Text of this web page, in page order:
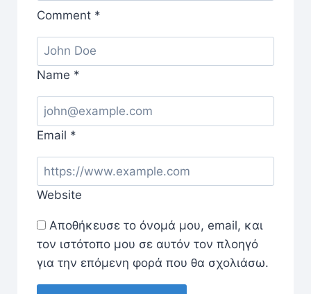
Comment *
Name *
Email *
Website
Αποθήκευσε το όνομά μου, email, και
τον ιστότοπο μου σε αυτόν τον πλοηγό
για την επόμενη φορά που θα σχολιάσω.